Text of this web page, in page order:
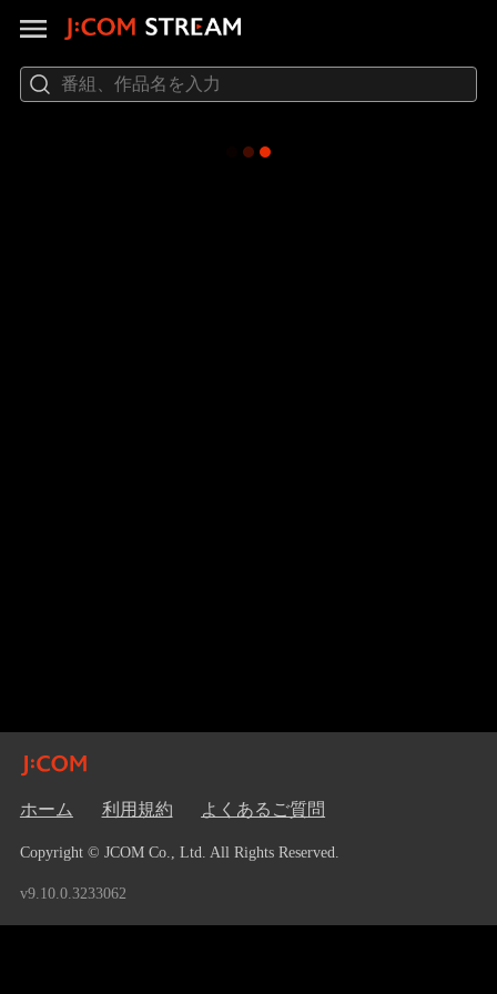
ホーム 利用規約 よくあるご質問
Copyright © JCOM Co., Ltd. All Rights Reserved.
v9.10.0.3233062